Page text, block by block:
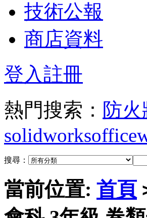
技術公報
商店資料
登入註冊
熱門搜索： 防火
solidworksoffice
搜尋：
當前位置: 首頁